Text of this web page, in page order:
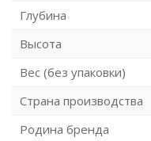
Глубина
Высота
Вес (без упаковки)
Страна производства
Родина бренда